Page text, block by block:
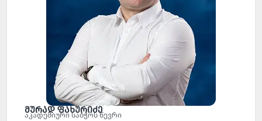
მურად ფახურიძე
აკადემიური საბჭოს წევრი